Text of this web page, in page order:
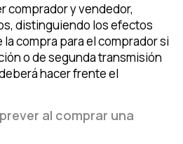
comprador y vendedor,
distinguiendo los efectos
compra para el comprador si
o de segunda transmisión
hacer frente el
al comprar una